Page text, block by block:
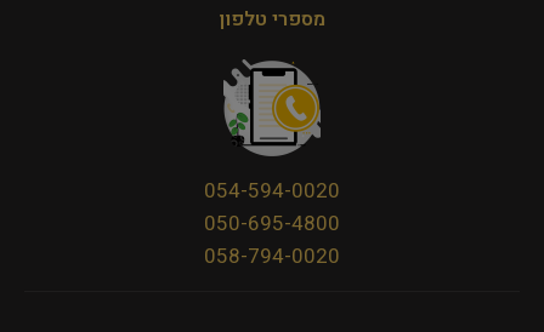
מספרי טלפון
054-594-0020
050-695-4800
058-794-0020